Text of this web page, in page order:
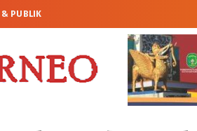
PUBLIK